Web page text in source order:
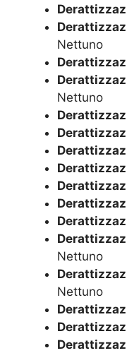
Nettuno
Nettuno
Nettuno
Nettuno